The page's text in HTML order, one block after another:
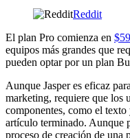
Reddit
El plan Pro comienza en
equipos más grandes que
pueden optar por un plan
Aunque Jasper es eficaz
marketing, requiere que los
componentes, como el
artículo terminado. Aunque
proceso de creación de